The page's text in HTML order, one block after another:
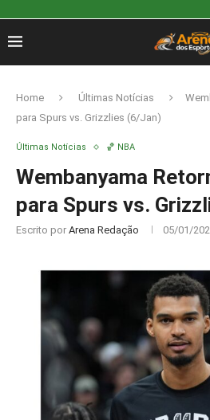
Home Últimas Notícias
para Spurs vs. Grizzlies (6/Jan)
Últimas Notícias 🏀 NBA
Wembanyama
para Spurs vs.
Escrito por Arena Redação 05/01/